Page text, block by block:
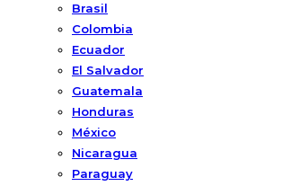
Brasil
Colombia
Ecuador
El Salvador
Guatemala
Honduras
México
Nicaragua
Paraguay